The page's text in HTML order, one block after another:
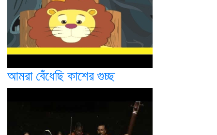
আমরা বেঁধেছি কাশের গুচ্ছ